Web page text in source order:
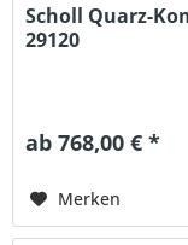
Scholl Quarz-
29120
ab 768,00 € *
Merken